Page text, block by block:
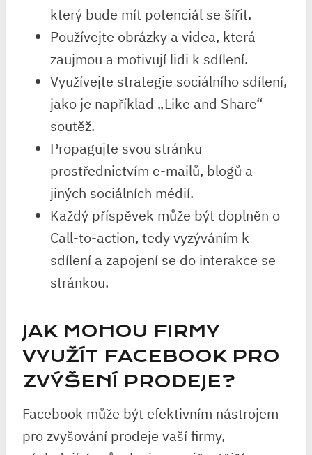
který bude mít potenciál se šířit.
Používejte obrázky a videa, která
zaujmou a motivují lidi k sdílení.
Využívejte strategie sociálního sdílení,
jako je například „Like and Share“
soutěž.
Propagujte svou stránku
prostřednictvím e-mailů, blogů a
jiných sociálních médií.
Každý příspěvek může být doplněn o
Call-to-action, tedy vyzýváním k
sdílení a zapojení se do interakce se
stránkou.
JAK MOHOU FIRMY
VYUŽÍT FACEBOOK PRO
ZVÝŠENÍ PRODEJE?
Facebook může být efektivním nástrojem
pro zvyšování prodeje vaší firmy,